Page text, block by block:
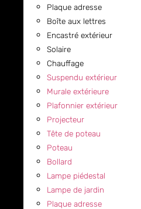
Plaque adresse
Boîte aux lettres
Encastré extérieur
Solaire
Chauffage
Suspendu extérieur
Murale extérieure
Plafonnier extérieur
Projecteur
Tête de poteau
Poteau
Bollard
Lampe piédestal
Lampe de jardin
Plaque adresse